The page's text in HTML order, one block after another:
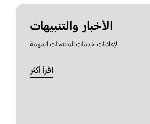
الأخبار والتنبيهات
لإعلانات خدمات المنتجات المهمة
اقرأ أكثر